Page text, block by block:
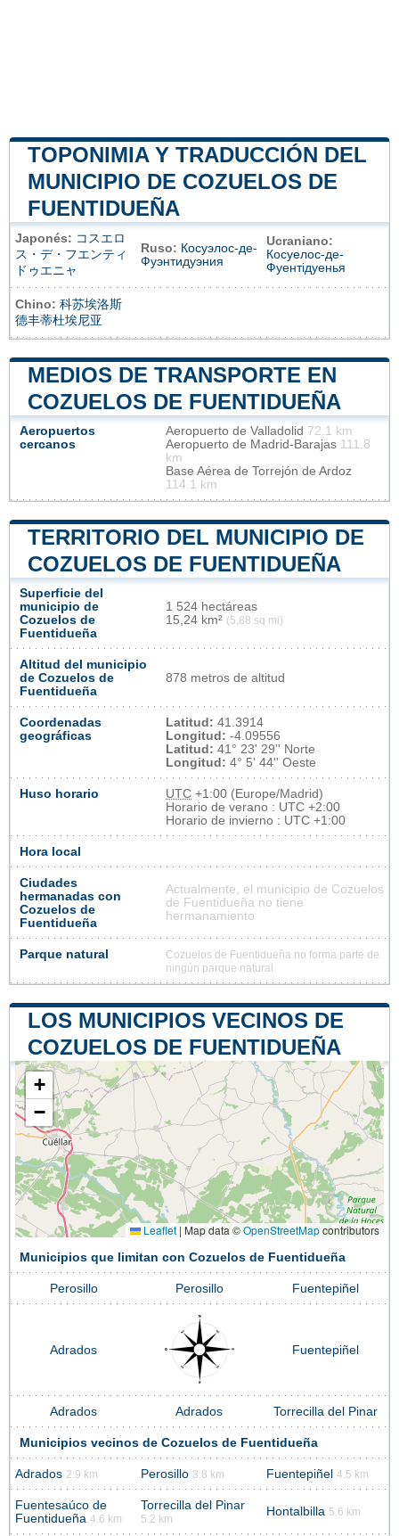
TOPONIMIA Y TRADUCCIÓN DEL
MUNICIPIO DE COZUELOS DE
FUENTIDUEÑA
Japonés: コスエロ
ス・デ・フエンティ
ドゥエニャ
Ruso: Косуэлос-де-
Фуэнтидуэния
Ucraniano:
Косуелос-де-
Фуентідуенья
Chino: 科苏埃洛斯
德丰蒂杜埃尼亚
MEDIOS DE TRANSPORTE EN
COZUELOS DE FUENTIDUEÑA
Aeropuertos
cercanos
Aeropuerto de Valladolid 72.1 km
Aeropuerto de Madrid-Barajas 111.8
km
Base Aérea de Torrejón de Ardoz
114.1 km
TERRITORIO DEL MUNICIPIO DE
COZUELOS DE FUENTIDUEÑA
Superficie del
municipio de
Cozuelos de
Fuentidueña
1 524 hectáreas
15,24 km² (5,88 sq mi)
Altitud del municipio
de Cozuelos de
Fuentidueña
878 metros de altitud
Coordenadas
geográficas
Latitud: 41.3914
Longitud: -4.09556
Latitud: 41° 23' 29'' Norte
Longitud: 4° 5' 44'' Oeste
Huso horario UTC +1:00 (Europe/Madrid)
Horario de verano : UTC +2:00
Horario de invierno : UTC +1:00
Hora local
Ciudades
hermanadas con
Cozuelos de
Fuentidueña
Actualmente, el municipio de Cozuelos
de Fuentidueña no tiene
hermanamiento
Parque natural
Cozuelos de Fuentidueña no forma parte de
ningún parque natural
LOS MUNICIPIOS VECINOS DE
COZUELOS DE FUENTIDUEÑA
+
−
Leaflet | Map data ©OpenStreetMapcontributors
Municipios que limitan con Cozuelos de Fuentidueña
Perosillo Perosillo Fuentepiñel
Adrados Fuentepiñel
Adrados Adrados Torrecilla del Pinar
Municipios vecinos de Cozuelos de Fuentidueña
Adrados 2.9 km Perosillo 3.8 km Fuentepiñel 4.5 km
Fuentesaúco de
Fuentidueña 4.6 km
Torrecilla del Pinar
5.2 km
Hontalbilla 5.6 km